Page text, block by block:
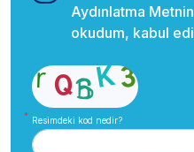
Aydınlatma
okudum, kabul
Resimdeki kod nedir?